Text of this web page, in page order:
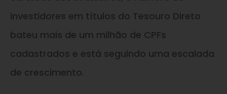
investidores em títulos do Tesouro Direto
bateu mais de um milhão de CPFs
cadastrados e está seguindo uma escalada
de crescimento.